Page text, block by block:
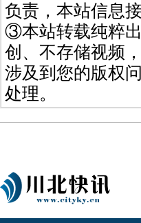
负责，本站信息
③本站转载纯粹
创、不存储视频
涉及到您的版权
处理。